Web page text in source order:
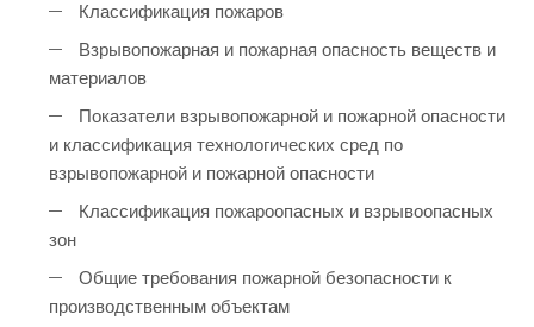
Классификация пожаров
Взрывопожарная и пожарная опасность веществ и
материалов
Показатели взрывопожарной и пожарной опасности
и классификация технологических сред по
взрывопожарной и пожарной опасности
Классификация пожароопасных и взрывоопасных
зон
Общие требования пожарной безопасности к
производственным объектам